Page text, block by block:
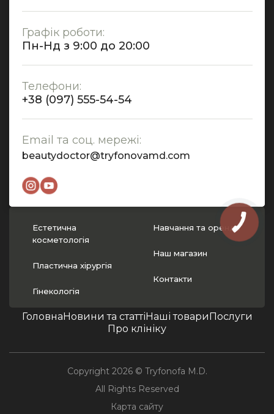
Естетична
косметологія
Пластична хірургія
Гінекологія
Навчання та оренда
Наш магазин
Контакти
ГоловнаНовини та статтіНаші товариПослуги
Про клініку
Графік роботи:
Пн-Нд з 9:00 до 20:00
Телефони:
+38 (097) 555-54-54
Email та соц. мережі:
beautydoctor@tryfonovamd.com
Copyright 2026 © Tryfonofa M.D.
All Rights Reserved
Карта сайту